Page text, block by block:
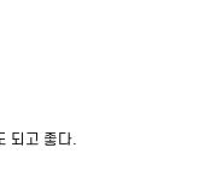
되고 좋다.